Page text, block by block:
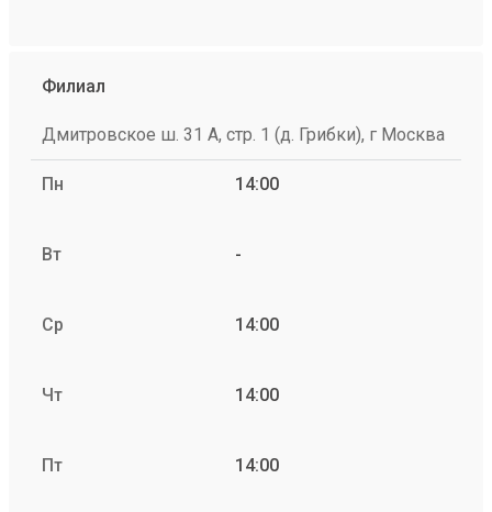
Филиал
Дмитровское ш. 31 А, стр. 1 (д. Грибки), г Москва
Пн 14:00
Вт -
Ср 14:00
Чт 14:00
Пт 14:00